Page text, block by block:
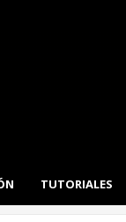
TUTORIALES